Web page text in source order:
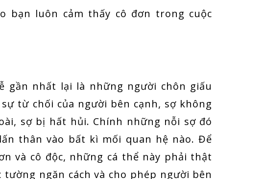
bạn luôn cảm thấy cô đơn trong cuộc
gần nhất lại là những người chôn giấu
từ chối của người bên cạnh, sợ không
sợ bị hất hủi. Chính những nỗi sợ đó
thân vào bất kì mối quan hệ nào. Để
và cô độc, những cá thể này phải thật
ngăn cách và cho phép người bên